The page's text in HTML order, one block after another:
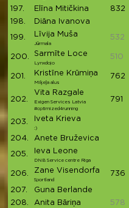
197.
Elīna Mitičkina 832
198.
Diāna Ivanova
199. Līvija Muša
Jūrmala
532
200. Sarmīte Loce
Lynxdojo
510
201. Kristīne Krūmiņa
Miķeļa alus
762
202.
Vita Razgale
Exigen Services Latvia
#optimized4running
791
203. Iveta Krieva
:)
204. Anete Bruževica
205. Ieva Leone
DNB Service centre Riga
206. Zane Visendorfa
Sportland
736
207. Guna Berlande
208.
Anita Bāriņa 578